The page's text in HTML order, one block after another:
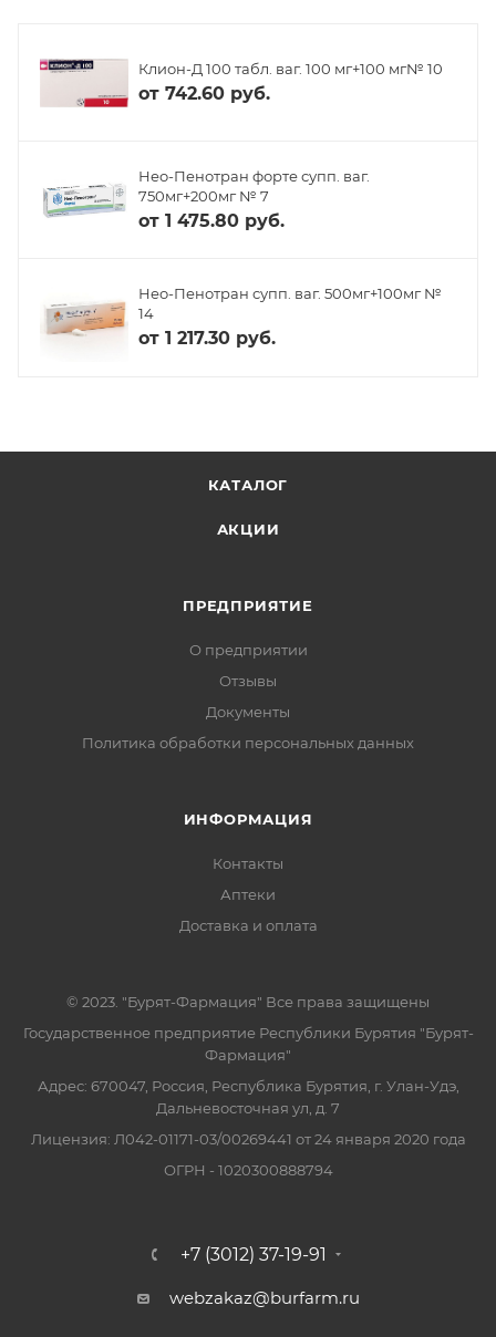
Клион-Д 100 табл. ваг. 100 мг+100 мг№ 10
от 742.60 руб.
Нео-Пенотран форте супп. ваг.
750мг+200мг № 7
от 1 475.80 руб.
Нео-Пенотран супп. ваг. 500мг+100мг №
14
от 1 217.30 руб.
КАТАЛОГ
АКЦИИ
ПРЕДПРИЯТИЕ
О предприятии
Отзывы
Документы
Политика обработки персональных данных
ИНФОРМАЦИЯ
Контакты
Аптеки
Доставка и оплата
© 2023. "Бурят-Фармация" Все права защищены
Государственное предприятие Республики Бурятия "Бурят-
Фармация"
Адрес: 670047, Россия, Республика Бурятия, г. Улан-Удэ,
Дальневосточная ул, д. 7
Лицензия: Л042-01171-03/00269441 от 24 января 2020 года
ОГРН - 1020300888794
+7 (3012) 37-19-91
webzakaz@burfarm.ru